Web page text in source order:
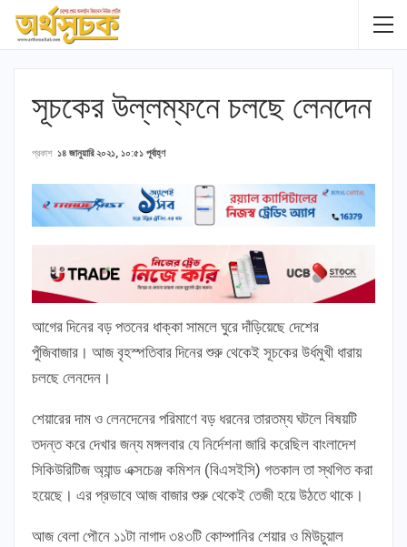
সূচকের উল্লম্ফনে চলছে লেনদেন
প্রকাশ ১৪ জানুয়ারি ২০২১, ১০:৫১ পূর্বাহ্ণ
আগের দিনের বড় পতনের ধাক্কা সামলে ঘুরে দাঁড়িয়েছে দেশের
পুঁজিবাজার। আজ বৃহস্পতিবার দিনের শুরু থেকেই সূচকের উর্ধমুখী ধারায়
চলছে লেনদেন।
শেয়ারের দাম ও লেনদেনের পরিমাণে বড় ধরনের তারতম্য ঘটলে বিষয়টি
তদন্ত করে দেখার জন্য মঙ্গলবার যে নির্দেশনা জারি করেছিল বাংলাদেশ
সিকিউরিটিজ অ্যান্ড এক্সচেঞ্জ কমিশন (বিএসইসি) গতকাল তা স্থগিত করা
হয়েছে। এর প্রভাবে আজ বাজার শুরু থেকেই তেজী হয়ে উঠতে থাকে।
আজ বেলা পৌনে ১১টা নাগাদ ৩৪৩টি কোম্পানির শেয়ার ও মিউচুয়াল